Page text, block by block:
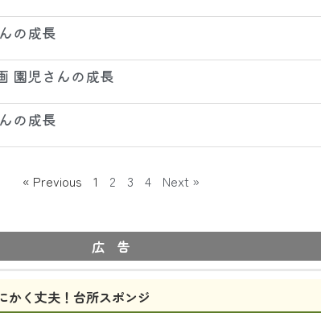
の成長
園児さんの成長
の成長
« Previous 1 2 3 4 Next »
広 告
かく丈夫！台所スポンジ